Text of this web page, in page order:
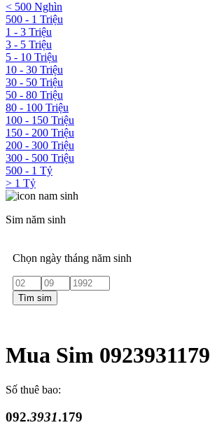
< 500 Nghìn
500 - 1 Triệu
1 - 3 Triệu
3 - 5 Triệu
5 - 10 Triệu
10 - 30 Triệu
30 - 50 Triệu
50 - 80 Triệu
80 - 100 Triệu
100 - 150 Triệu
150 - 200 Triệu
200 - 300 Triệu
300 - 500 Triệu
500 - 1 Tỷ
> 1 Tỷ
Sim năm sinh
Chọn ngày tháng năm sinh
Tìm sim
Mua Sim 0923931179
Số thuê bao:
092.3931.179